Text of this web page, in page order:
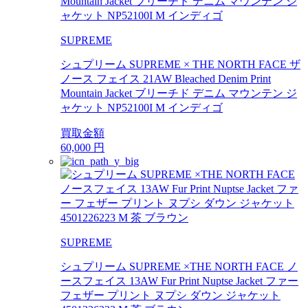
SUPREME
シュプリーム SUPREME × THE NORTH FACE ザ
ノース フェイス 21AW Bleached Denim Print
Mountain Jacket ブリーチド デニム マウンテン ジ
ャケット NP52100I M インディゴ
買取金額
60,000 円
SUPREME
シュプリーム SUPREME ×THE NORTH FACE ノ
ースフェイス 13AW Fur Print Nuptse Jacket ファー
フェザー プリント ヌプシ ダウン ジャケット